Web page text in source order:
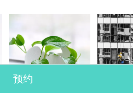
汽车除醛
预约